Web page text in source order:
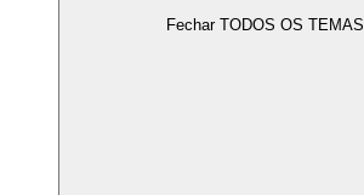
Fechar TODOS OS TEMAS